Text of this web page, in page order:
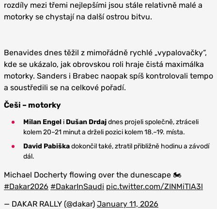
rozdíly mezi třemi nejlepšími jsou stále relativně malé a
motorky se chystají na další ostrou bitvu.
Benavides dnes těžil z mimořádně rychlé „vypalovačky“,
kde se ukázalo, jak obrovskou roli hraje čistá maximálka
motorky. Sanders i Brabec naopak spíš kontrolovali tempo
a soustředili se na celkové pořadí.
Češi – motorky
Milan Engel i Dušan Drdajdnes projeli společně, ztráceli
kolem 20–21 minut a drželi pozici kolem 18.–19. místa.
David Pabiškadokončil také, ztratil přibližně hodinu a závodí
dál.
Michael Docherty flowing over the dunescape 🏍️
#Dakar2026 #DakarInSaudi pic.twitter.com/ZINMiTlA3l
— DAKAR RALLY (@dakar) January 11, 2026